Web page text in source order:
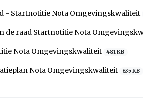
- Startnotitie Nota Omgevingskwaliteit
de raad Startnotitie Nota
Nota Omgevingskwaliteit 481 KB
Nota Omgevingskwaliteit 635 KB